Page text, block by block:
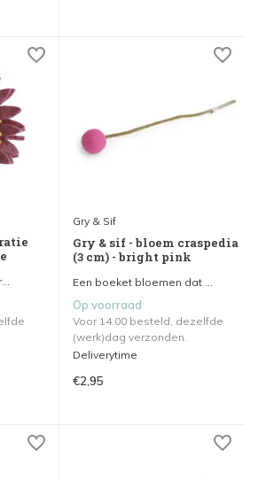
Gry & Sif
Gry & sif - bloem craspedia
(3 cm) - bright pink
Een boeket bloemen dat ...
Op voorraad
Voor 14.00 besteld, dezelfde
(werk)dag verzonden.
Deliverytime
€2,95